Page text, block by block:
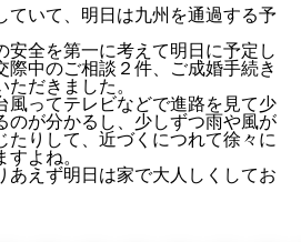
ていて、明日は九州を通過する予
安全を第一に考えて明日に予定し
際中のご相談２件、ご成婚手続き
ただきました。
風ってテレビなどで進路を見て少
のが分かるし、少しずつ雨や風が
たりして、近づくにつれて徐々に
よね。
あえず明日は家で大人しくしてお